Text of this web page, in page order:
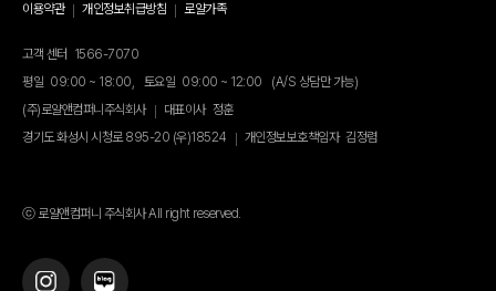
이용약관 개인정보취급방침 로얄가족
고객 센터
1566-7070
평일 09:00 ~ 18:00, 토요일 09:00 ~ 12:00
(A/S 상담만 가능)
(주)로얄앤컴퍼니주식회사
대표이사 정훈
경기도 화성시 시청로 895-20 (우)18524
개인정보보호책임자 김정렴
ⓒ 로얄앤컴퍼니 주식회사 All right reserved.